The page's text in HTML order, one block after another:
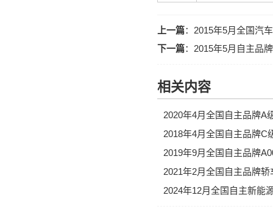
上一篇： 2015年5月全国汽
下一篇： 2015年5月自主品
相关内容
2020年4月全国自主品牌A
2018年4月全国自主品牌C
2019年9月全国自主品牌
2021年2月全国自主品牌
2024年12月全国自主新能